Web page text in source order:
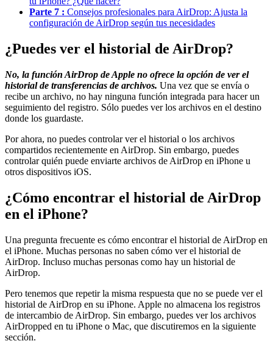
Parte 7 : Consejos profesionales para AirDrop: Ajusta la
configuración de AirDrop según tus necesidades
¿Puedes ver el historial de AirDrop?
No, la función AirDrop de Apple no ofrece la opción de ver el
historial de transferencias de archivos. Una vez que se envía o
recibe un archivo, no hay ninguna función integrada para hacer un
seguimiento del registro. Sólo puedes ver los archivos en el destino
donde los guardaste.
Por ahora, no puedes controlar ver el historial o los archivos
compartidos recientemente en AirDrop. Sin embargo, puedes
controlar quién puede enviarte archivos de AirDrop en iPhone u
otros dispositivos iOS.
¿Cómo encontrar el historial de AirDrop
en el iPhone?
Una pregunta frecuente es cómo encontrar el historial de AirDrop en
el iPhone. Muchas personas no saben cómo ver el historial de
AirDrop. Incluso muchas personas como hay un historial de
AirDrop.
Pero tenemos que repetir la misma respuesta que no se puede ver el
historial de AirDrop en su iPhone. Apple no almacena los registros
de intercambio de AirDrop. Sin embargo, puedes ver los archivos
AirDropped en tu iPhone o Mac, que discutiremos en la siguiente
sección.